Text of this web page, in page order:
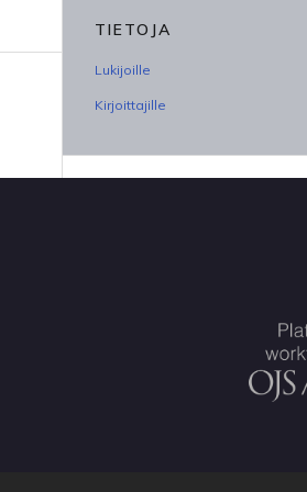
TIETOJA
Lukijoille
Kirjoittajille